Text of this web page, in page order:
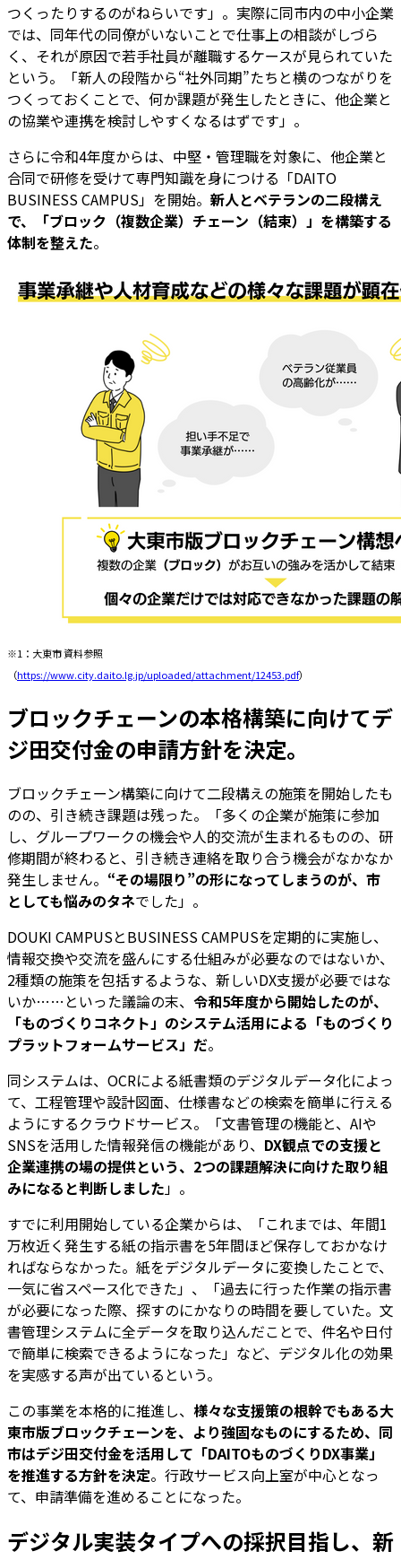
つくったりするのがねらいです」。実際に同市内の中小企業
では、同年代の同僚がいないことで仕事上の相談がしづら
く、それが原因で若手社員が離職するケースが見られていた
という。「新人の段階から“社外同期”たちと横のつながりを
つくっておくことで、何か課題が発生したときに、他企業と
の協業や連携を検討しやすくなるはずです」。
さらに令和4年度からは、中堅・管理職を対象に、他企業と
合同で研修を受けて専門知識を身につける「DAITO
BUSINESS CAMPUS」を開始。 新人とベテランの二段構え
で、「ブロック（複数企業）チェーン（結束）」を構築する
体制を整えた。
※1：大東市 資料参照
（https://www.city.daito.lg.jp/uploaded/attachment/12453.pdf）
ブロックチェーンの本格構築に向けてデ
ジ田交付金の申請方針を決定。
ブロックチェーン構築に向けて二段構えの施策を開始したも
のの、引き続き課題は残った。「多くの企業が施策に参加
し、グループワークの機会や人的交流が生まれるものの、研
修期間が終わると、引き続き連絡を取り合う機会がなかなか
発生しません。 “その場限り”の形になってしまうのが、市
としても悩みのタネでした」。
DOUKI CAMPUSとBUSINESS CAMPUSを定期的に実施し、
情報交換や交流を盛んにする仕組みが必要なのではないか、
2種類の施策を包括するような、新しいDX支援が必要ではな
いか……といった議論の末、 令和5年度から開始したのが、
「ものづくりコネクト」のシステム活用による「ものづくり
プラットフォームサービス」だ。
同システムは、OCRによる紙書類のデジタルデータ化によっ
て、工程管理や設計図面、仕様書などの検索を簡単に行える
ようにするクラウドサービス。「文書管理の機能と、AIや
SNSを活用した情報発信の機能があり、 DX観点での支援と
企業連携の場の提供という、2つの課題解決に向けた取り組
みになると判断しました」。
すでに利用開始している企業からは、「これまでは、年間1
万枚近く発生する紙の指示書を5年間ほど保存しておかなけ
ればならなかった。紙をデジタルデータに変換したことで、
一気に省スペース化できた」、「過去に行った作業の指示書
が必要になった際、探すのにかなりの時間を要していた。文
書管理システムに全データを取り込んだことで、件名や日付
で簡単に検索できるようになった」など、デジタル化の効果
を実感する声が出ているという。
この事業を本格的に推進し、 様々な支援策の根幹でもある大
東市版ブロックチェーンを、より強固なものにするため、同
市はデジ田交付金を活用して「DAITOものづくりDX事業」
を推進する方針を決定。行政サービス向上室が中心となっ
て、申請準備を進めることになった。
デジタル実装タイプへの採択目指し、新